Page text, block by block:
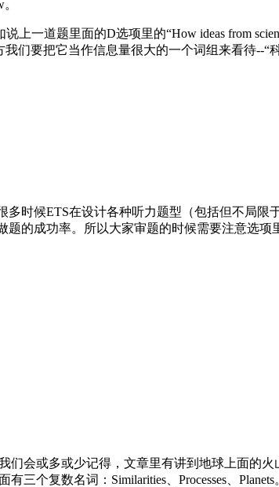
道题里面的D选项里的“How ideas from
们要把它当作信息量很大的一个词组来看待--
候ETS在设计各种听力题型（包括但不局限
的成功率。所以大家审题的时候需要注意选
会或多或少记得，文章里有讲到地球上面的
三个复数名词：Similarities、Processes、